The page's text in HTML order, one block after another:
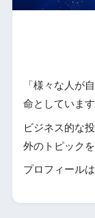
「様々な人が
命としています
ビジネス的な
外のトピック
プロフィールは